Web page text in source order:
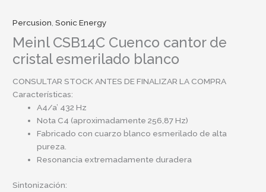
Percusion ,Sonic Energy
Meinl CSB14C Cuenco cantor de
cristal esmerilado blanco
CONSULTAR STOCK ANTES DE FINALIZAR LA COMPRA
Características:
A4/a’ 432 Hz
Nota C4 (aproximadamente 256,87 Hz)
Fabricado con cuarzo blanco esmerilado de alta
pureza.
Resonancia extremadamente duradera
Sintonización: